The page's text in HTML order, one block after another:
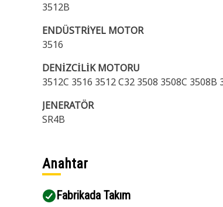
3512B
ENDÜSTRİYEL MOTOR
3516
DENİZCİLİK MOTORU
3512C 3516 3512 C32 3508 3508C 3508B
JENERATÖR
SR4B
Anahtar
Fabrikada Takım